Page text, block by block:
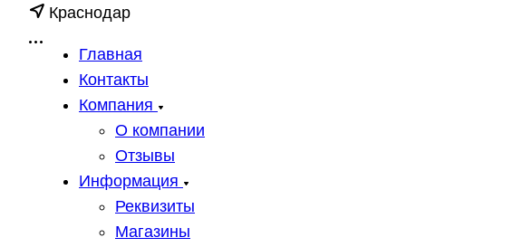
Краснодар
Главная
Контакты
Компания
О компании
Отзывы
Информация
Реквизиты
Магазины